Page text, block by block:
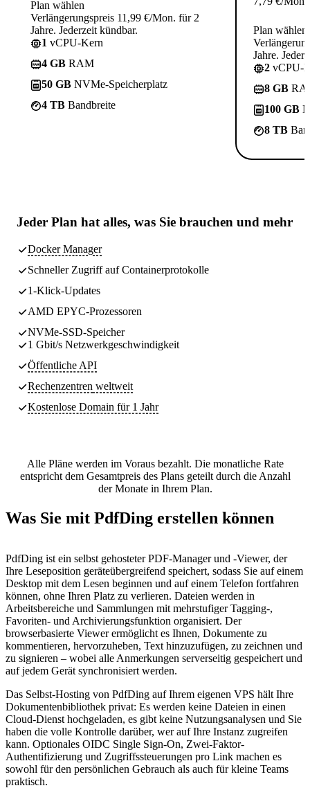
Plan wählen
Verlängerungspreis 11,99 €/Mon. für 2
Jahre. Jederzeit kündbar.
1 vCPU-Kern
4 GB RAM
50 GB NVMe-Speicherplatz
4 TB Bandbreite
Plan wählen
Jahre.
2 vCPU-
8 GB
100 GB
8 TB
Jeder Plan hat alles, was Sie brauchen und mehr
Docker Manager
Schneller Zugriff auf Containerprotokolle
1-Klick-Updates
AMD EPYC-Prozessoren
NVMe-SSD-Speicher
1 Gbit/s Netzwerkgeschwindigkeit
Öffentliche API
Rechenzentren weltweit
Kostenlose Domain für 1 Jahr
Alle Pläne werden im Voraus bezahlt. Die monatliche Rate
entspricht dem Gesamtpreis des Plans geteilt durch die Anzahl
der Monate in Ihrem Plan.
Was Sie mit PdfDing erstellen können
PdfDing ist ein selbst gehosteter PDF-Manager und -Viewer, der
Ihre Leseposition geräteübergreifend speichert, sodass Sie auf einem
Desktop mit dem Lesen beginnen und auf einem Telefon fortfahren
können, ohne Ihren Platz zu verlieren. Dateien werden in
Arbeitsbereiche und Sammlungen mit mehrstufiger Tagging-,
Favoriten- und Archivierungsfunktion organisiert. Der
browserbasierte Viewer ermöglicht es Ihnen, Dokumente zu
kommentieren, hervorzuheben, Text hinzuzufügen, zu zeichnen und
zu signieren – wobei alle Anmerkungen serverseitig gespeichert und
auf jedem Gerät synchronisiert werden.
Das Selbst-Hosting von PdfDing auf Ihrem eigenen VPS hält Ihre
Dokumentenbibliothek privat: Es werden keine Dateien in einen
Cloud-Dienst hochgeladen, es gibt keine Nutzungsanalysen und Sie
haben die volle Kontrolle darüber, wer auf Ihre Instanz zugreifen
kann. Optionales OIDC Single Sign-On, Zwei-Faktor-
Authentifizierung und Zugriffssteuerungen pro Link machen es
sowohl für den persönlichen Gebrauch als auch für kleine Teams
praktisch.